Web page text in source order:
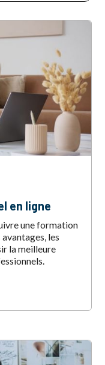
en ligne
une formation
les
la meilleure